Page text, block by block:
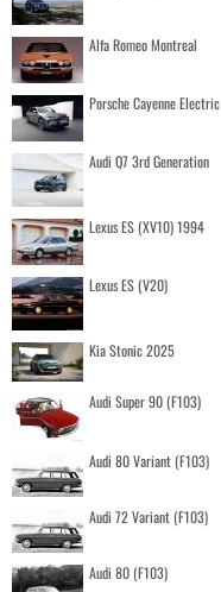
Alfa Romeo Montreal
Porsche Cayenne Electric
Audi Q7 3rd Generation
Lexus ES (XV10) 1994
Lexus ES (V20)
Kia Stonic 2025
Audi Super 90 (F103)
Audi 80 Variant (F103)
Audi 72 Variant (F103)
Audi 80 (F103)